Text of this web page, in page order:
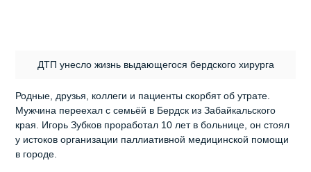
ДТП унесло жизнь выдающегося бердского хирурга
Родные, друзья, коллеги и пациенты скорбят об утрате.
Мужчина переехал с семьёй в Бердск из Забайкальского
края. Игорь Зубков проработал 10 лет в больнице, он стоял
у истоков организации паллиативной медицинской помощи
в городе.